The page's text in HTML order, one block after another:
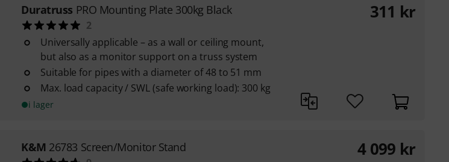
Duratruss PRO Mounting Plate 300kg Black
2
Universally applicable – as a wall or ceiling mount,
but also as a monitor support on a truss system
Suitable for pipes with a diameter of 48 to 51 mm
Max. load capacity / SWL (safe working load): 300 kg
i lager
311 kr
K&M 26783 Screen/Monitor Stand 4 099 kr